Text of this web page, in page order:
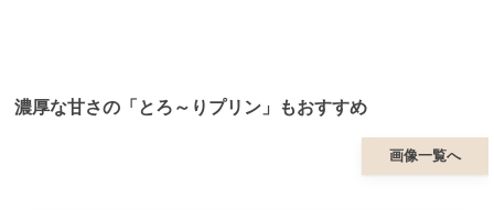
濃厚な甘さの「とろ～りプリン」もおすすめ
画像一覧へ